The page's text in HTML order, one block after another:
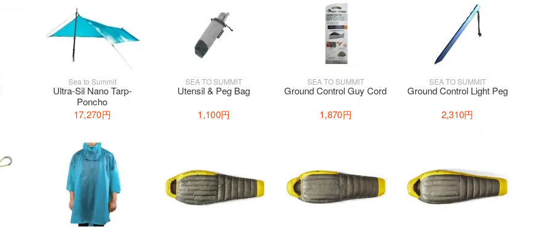
Sea to Summit
Ultra-Sil Nano Tarp-
Poncho
17,270円
SEA TO SUMMIT
Utensil & Peg Bag
1,100円
SEA TO SUMMIT
Ground Control Guy Cord
1,870円
SEA TO SUMMIT
Ground Control Light Peg
2,310円